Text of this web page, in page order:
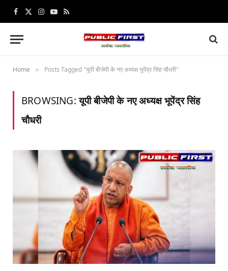
Facebook
X
Instagram
YouTube
RSS
Home » Posts Tagged "यूपी बीजेपी के नए अध्यक्ष भूपेंद्र सिंह चौधरी"
BROWSING:यूपी बीजेपी के नए अध्यक्ष भूपेंद्र सिंह
चौधरी